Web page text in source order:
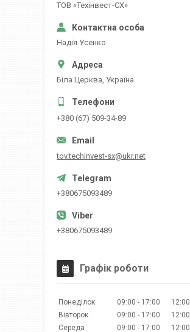
ТОВ «Техінвест-СХ»
Надія Усенко
Біла Церква, Україна
+380 (67) 509-34-89
tov.techinvest-sx@ukr.net
+380675093489
+380675093489
Графік роботи
Понеділок 09:00 17:00 12:00
Вівторок
09:00 17:00 12:00
Середа
09:00 17:00 12:00